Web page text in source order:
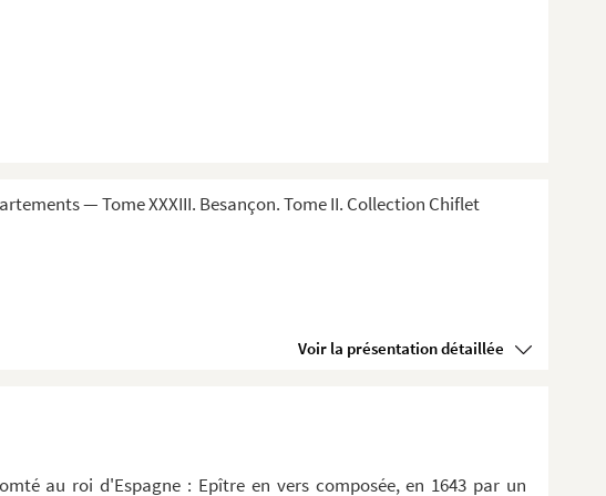
— Tome XXXIII. Besançon. Tome II. Collection Chiflet
Voir la présentation détaillée
au roi d'Espagne : Epître en vers composée, en 1643 par un